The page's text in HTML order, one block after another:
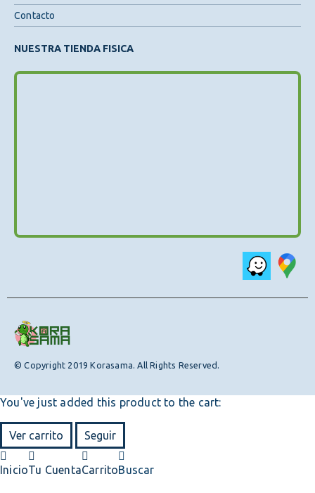
Contacto
NUESTRA TIENDA FISICA
© Copyright 2019 Korasama. All Rights Reserved.
You've just added this product to the cart:
Ver carrito Seguir
InicioTu CuentaCarritoBuscar